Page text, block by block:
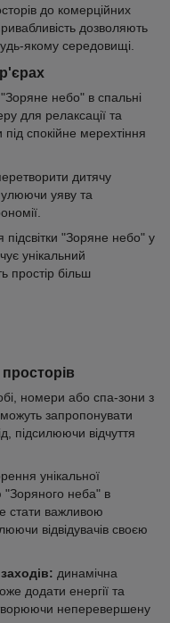
до комерційних
дозволяють
якому середовищі.
небо" в спальні
для релаксації та
спокійне мерехтіння
дитячу
уяву та
підсвітки "Зоряне небо" у
унікальний
простір більш
номери або спа-зони з
запропонувати
підсилюючи відчуття
унікальної
неба" в
стати важливою
відвідувачів своєю
динамічна
додати енергії та
неперевершену